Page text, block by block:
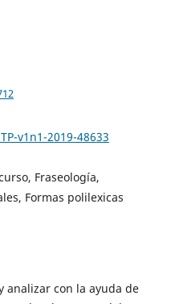
v1n1-2019-48633
Fraseología,
Formas polilexicas
analizar con la ayuda de